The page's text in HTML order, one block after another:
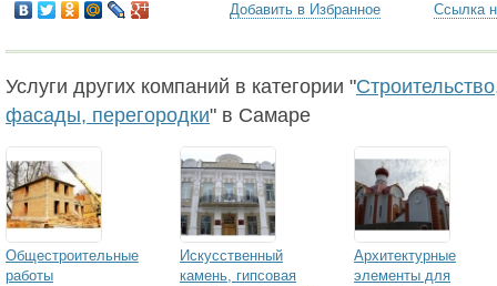
Добавить в Избранное Ссылка
Услуги других компаний в категории "
фасады, перегородки" в Самаре
Общестроительные
работы
Искусственный
камень, гипсовая
Архитектурные
элементы для